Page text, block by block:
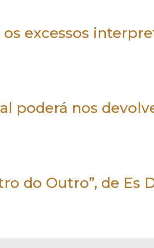
excessos
poderá nos
do Outro”, de Es